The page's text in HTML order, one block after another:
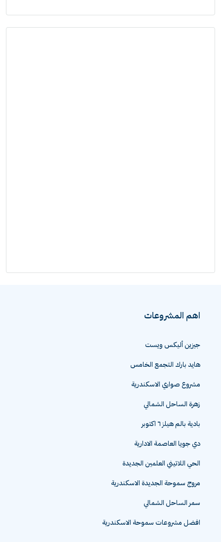
اهم المشروعات
جيزين أليكس ويست
هايد بارك التجمع الخامس
مشروع صواري الاسكندرية
زهرة الساحل الشمالي
بادية بالم هيلز ٦ اكتوبر
دي جويا العاصمة الادارية
الحي اللاتيني العلمين الجديدة
مروج سموحة الجديدة الاسكندرية
سمر الساحل الشمالي
افضل مشروعات سموحة الاسكندرية